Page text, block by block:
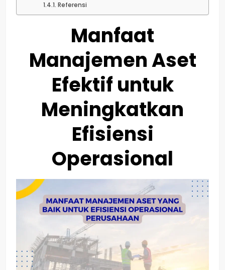
Referensi
Manfaat
Manajemen Aset
Efektif untuk
Meningkatkan
Efisiensi
Operasional